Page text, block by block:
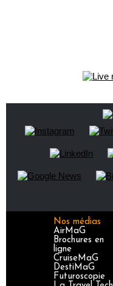
Nos médias
AirMaG
Brochures en
ligne
CruiseMaG
DestiMaG
Futuroscopie